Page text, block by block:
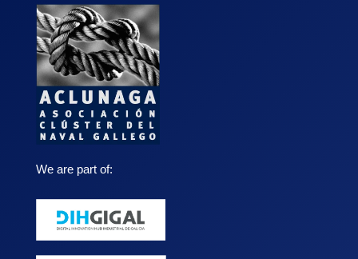
We are part of: